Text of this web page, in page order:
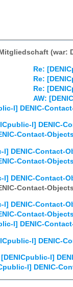
(war:
Re:
Re:
Re:
AW:
l] DENIC-
l] DENIC-
Contact-
l] DENIC-Contact-
Contact-
l] DENIC-Contact-
Contact-Objects
l] DENIC-Contact-
Contact-
l] DENIC-
l] DENIC-
[DENICpublic-l]
l] DENIC-